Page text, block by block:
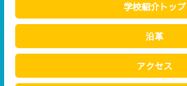
学校紹介トップ
沿革
アクセス